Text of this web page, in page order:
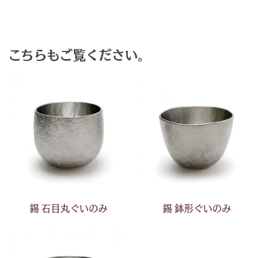
こちらもご覧ください。
錫 石目丸ぐいのみ 錫 鉢形ぐいのみ